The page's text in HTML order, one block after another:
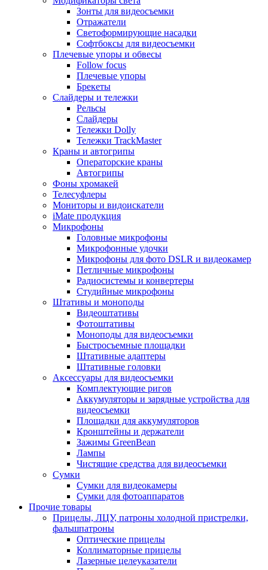
Зонты для видеосъемки
Отражатели
Светоформирующие насадки
Софтбоксы для видеосъемки
Плечевые упоры и обвесы
Follow focus
Плечевые упоры
Брекеты
Слайдеры и тележки
Рельсы
Слайдеры
Тележки Dolly
Тележки TrackMaster
Краны и автогрипы
Операторские краны
Автогрипы
Фоны хромакей
Телесуфлеры
Мониторы и видоискатели
iMate продукция
Микрофоны
Головные микрофоны
Микрофонные удочки
Микрофоны для фото DSLR и видеокамер
Петличные микрофоны
Радиосистемы и конвертеры
Студийные микрофоны
Штативы и моноподы
Видеоштативы
Фотоштативы
Моноподы для видеосъемки
Быстросъемные площадки
Штативные адаптеры
Штативные головки
Аксессуары для видеосъемки
Комплектующие ригов
Аккумуляторы и зарядные устройства для
видеосъемки
Площадки для аккумуляторов
Кронштейны и держатели
Зажимы GreenBean
Лампы
Чистящие средства для видеосъемки
Сумки
Сумки для видеокамеры
Сумки для фотоаппаратов
Прочие товары
Прицелы, ЛЦУ, патроны холодной пристрелки,
фальшпатроны
Оптические прицелы
Коллиматорные прицелы
Лазерные целеуказатели